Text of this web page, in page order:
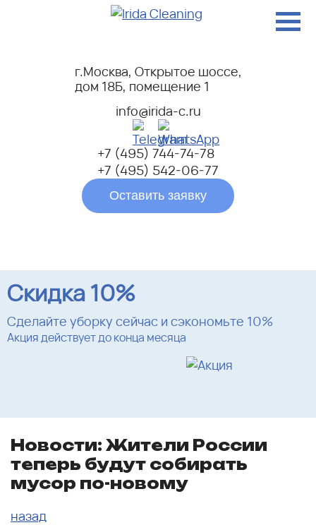
г.Москва, Открытое шоссе,
дом 18Б, помещение 1
info@irida-c.ru
+7 (495) 744-74-78
+7 (495) 542-06-77
Оставить заявку
Скидка 10%
Сделайте уборку сейчас и сэкономьте 10%
Акция действует до конца месяца
Новости: Жители России
теперь будут собирать
мусор по-новому
назад